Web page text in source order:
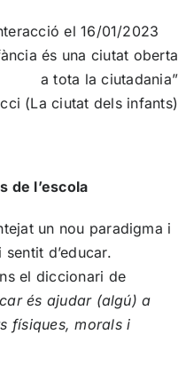
el 16/01/2023
és una ciutat oberta
a tota la ciutadania”
(La ciutat dels infants)
de l’escola
un nou paradigma i
d’educar.
el diccionari de
és ajudar (algú) a
físiques, morals i